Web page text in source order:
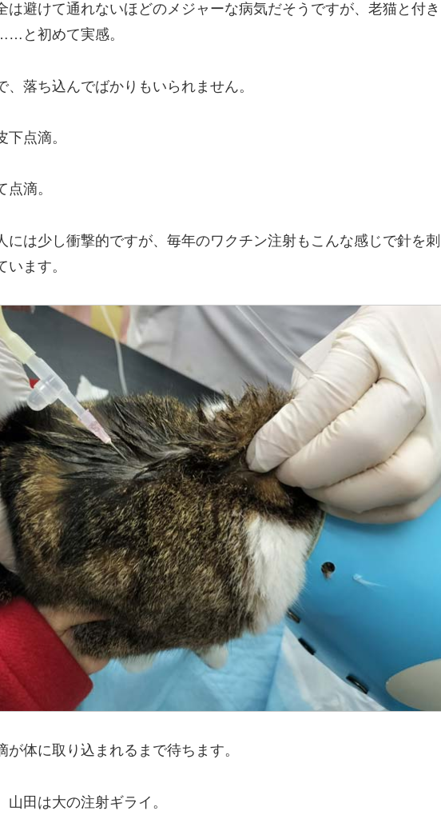
は避けて通れないほどのメジャーな病気だそうですが、老猫と付き
と初めて実感。
落ち込んでばかりもいられません。
点滴。
滴。
には少し衝撃的ですが、毎年のワクチン注射もこんな感じで針を刺
ます。
体に取り込まれるまで待ちます。
田は大の注射ギライ。